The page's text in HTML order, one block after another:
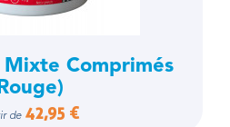
Comprimés
de 42,95 €